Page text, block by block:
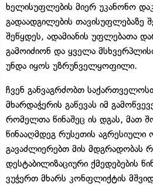
ხელისუფლების მიერ უკანონო
გადაადგილების თავისუფლებაზე
შეწყდეს, ადამიანის უფლებათა
გამოიძიონ და ყველა
უნდა იყოს უზრუნველყოფილი.
ჩვენ განვაგრძობთ
მხარდაჭერის გაწევას იმ
რომელთა წინაშეც ის დგას, მათ
წინააღმდეგ რუსეთის აგრესიული
გავაძლიერებთ მის მდგრადობას
დესტაბილიზაციური ქმედებების
ვუჭერთ მხარს კონფლიქტის